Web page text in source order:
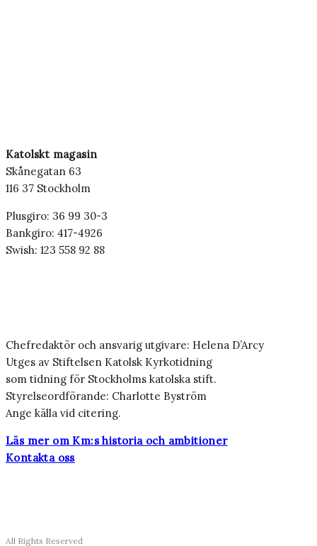
Katolskt magasin
Skånegatan 63
116 37 Stockholm
Plusgiro: 36 99 30-3
Bankgiro: 417-4926
Swish: 123 558 92 88
Chefredaktör och ansvarig utgivare: Helena D’Arcy
Utges av Stiftelsen Katolsk Kyrkotidning
som tidning för Stockholms katolska stift.
Styrelseordförande: Charlotte Byström
Ange källa vid citering.
Läs mer om Km:s historia och ambitioner
Kontakta oss
All Rights Reserved